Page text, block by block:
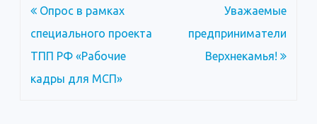
Навигация
по
записям
Опрос в рамках
специального проекта
ТПП РФ «Рабочие
кадры для МСП»
Уважаемые
предприниматели
Верхнекамья!